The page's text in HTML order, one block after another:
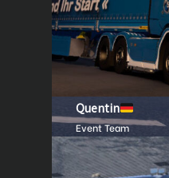
Quentin
Event Team